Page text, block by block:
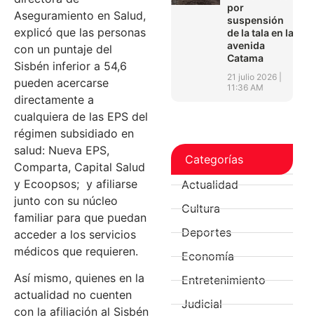
Aseguramiento en Salud,
explicó que las personas
con un puntaje del
Sisbén inferior a 54,6
pueden acercarse
directamente a
cualquiera de las EPS del
régimen subsidiado en
salud: Nueva EPS,
Comparta, Capital Salud
y Ecoopsos; y afiliarse
junto con su núcleo
familiar para que puedan
acceder a los servicios
médicos que requieren.
Así mismo, quienes en la
actualidad no cuenten
con la afiliación al Sisbén
por
suspensión
de la tala en la
avenida
Catama
21 julio 2026
11:36 AM
Categorías
Actualidad
Cultura
Deportes
Economía
Entretenimiento
Judicial